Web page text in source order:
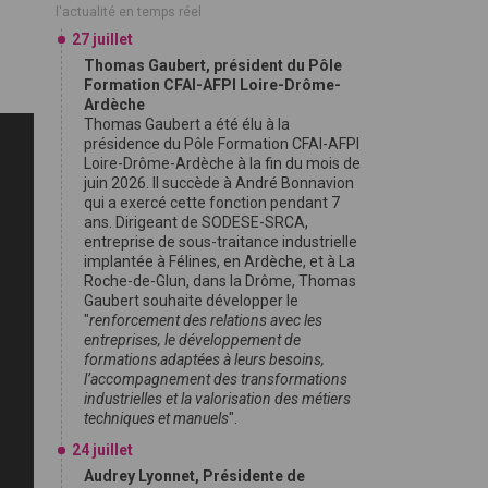
l'actualité en temps réel
27 juillet
Thomas Gaubert, président du Pôle
Formation CFAI-AFPI Loire-Drôme-
Ardèche
Thomas Gaubert a été élu à la
présidence du Pôle Formation CFAI-AFPI
Loire-Drôme-Ardèche à la fin du mois de
juin 2026. Il succède à André Bonnavion
qui a exercé cette fonction pendant 7
ans. Dirigeant de SODESE-SRCA,
entreprise de sous-traitance industrielle
implantée à Félines, en Ardèche, et à La
Roche-de-Glun, dans la Drôme, Thomas
Gaubert souhaite développer le
"renforcement des relations avec les
entreprises, le développement de
formations adaptées à leurs besoins,
l’accompagnement des transformations
industrielles et la valorisation des métiers
techniques et manuels".
24 juillet
Audrey Lyonnet, Présidente de